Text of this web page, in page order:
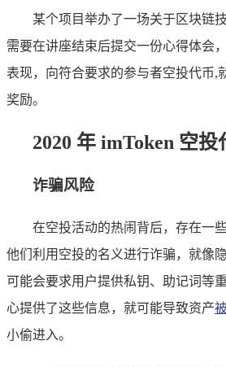
某个项目举办了一场关于区块链
需要在讲座结束后提交一份心得体会
表现，向符合要求的参与者空投代币,
奖励。
2020 年 imToken 空
诈骗风险
在空投活动的热闹背后，存在一
他们利用空投的名义进行诈骗，就像
可能会要求用户提供私钥、助记词等
心提供了这些信息，就可能导致资产
小偷进入。